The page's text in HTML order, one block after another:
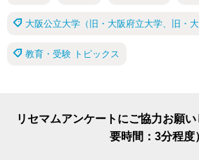
大阪公立大学（旧・大阪府立大学、旧・大
教育・受験 トピックス
リセマムアンケートにご協力お願
要時間：3分程度）